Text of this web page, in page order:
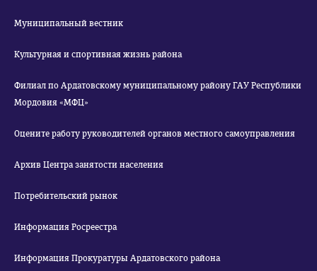
Муниципальный вестник
Культурная и спортивная жизнь района
Филиал по Ардатовскому муниципальному району ГАУ Республики
Мордовия «МФЦ»
Оцените работу руководителей органов местного самоуправления
Архив Центра занятости населения
Потребительский рынок
Информация Росреестра
Информация Прокуратуры Ардатовского района